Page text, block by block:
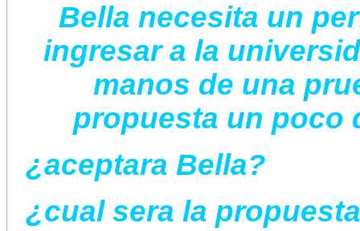
Bella necesita un
ingresar a la
manos de una
propuesta un poco
¿aceptara Bella?
¿cual sera la